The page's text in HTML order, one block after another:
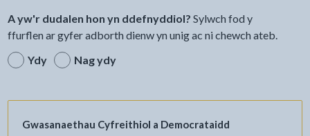
A yw'r dudalen hon yn ddefnyddiol? Sylwch fod y
ffurflen ar gyfer adborth dienw yn unig ac ni chewch ateb.
Ydy
Nag ydy
Gwasanaethau Cyfreithiol a Democrataidd